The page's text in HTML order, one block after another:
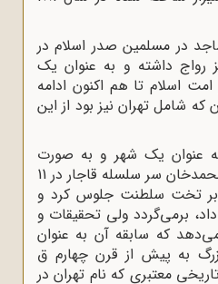
در مسلمین صدر اسلام در
رواج داشته و به عنوان یک
اسلام تا هم اکنون ادامه
شامل تهران نیز بود از این
عنوان یک شهر و به صورت
رسمی به آغاز سلطنت آقامحمدخان سر سلسله قاجار در 11
1200 ق که بر تخت سلطنت جلوس کرد و
برمی‌گردد ولی تحقیقات و
که سابقه آن به عنوان
به پیش از قرن چهارم ق
معتبری که نام تهران در